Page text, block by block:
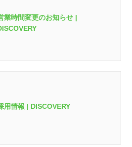
業時間変更のお知らせ |
用情報 | DISCOVERY